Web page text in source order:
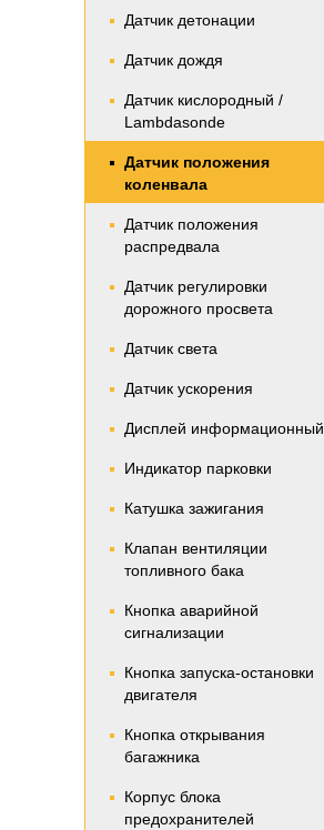
Датчик детонации
Датчик дождя
Датчик кислородный /
Lambdasonde
Датчик положения
коленвала
Датчик положения
распредвала
Датчик регулировки
дорожного просвета
Датчик света
Датчик ускорения
Дисплей информационный
Индикатор парковки
Катушка зажигания
Клапан вентиляции
топливного бака
Кнопка аварийной
сигнализации
Кнопка запуска-остановки
двигателя
Кнопка открывания
багажника
Корпус блока
предохранителей